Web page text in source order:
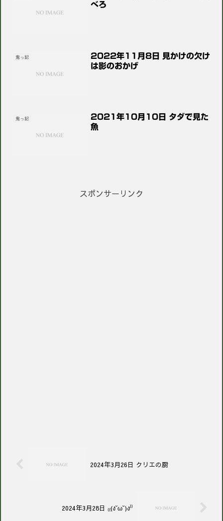
べろ
鬼っ記
2022年11月8日 見かけの欠け
は影のおかげ
鬼っ記
2021年10月10日 タダで見た
魚
スポンサーリンク
2024年3月26日 クリエの厨
2024年3月28日 ₍₍(ง˘ω˘)ง⁾⁾